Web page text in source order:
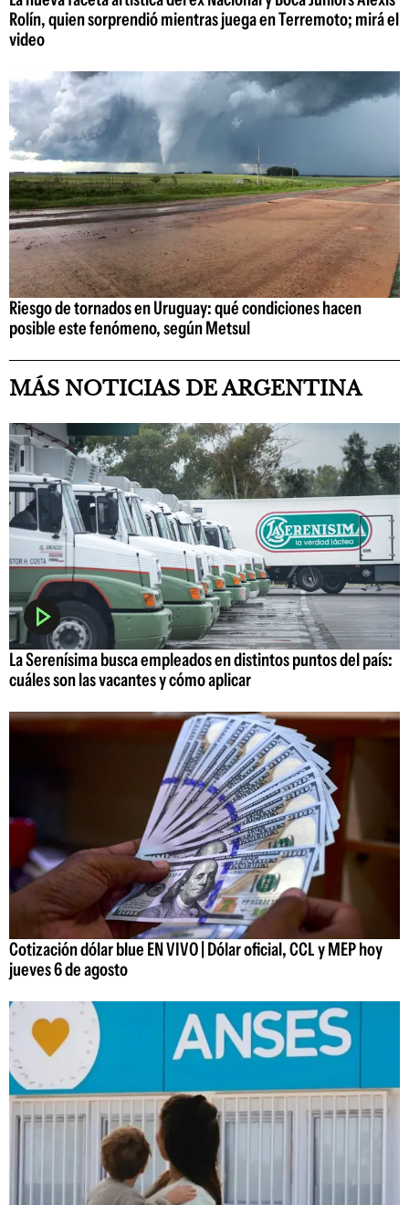
Rolín, quien sorprendió mientras juega en Terremoto; mirá el
video
Riesgo de tornados en Uruguay: qué condiciones hacen
posible este fenómeno, según Metsul
MÁS NOTICIAS DE ARGENTINA
La Serenísima busca empleados en distintos puntos del país:
cuáles son las vacantes y cómo aplicar
Cotización dólar blue EN VIVO | Dólar oficial, CCL y MEP hoy
jueves 6 de agosto